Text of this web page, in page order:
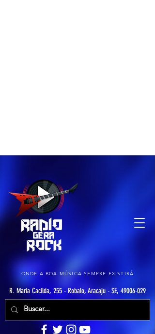
ONDE A BOA MÚSICA SEMPRE EXISTIRÁ
R. Maria Cacilda, 255 - Robalo, Aracaju - SE, 49006-029